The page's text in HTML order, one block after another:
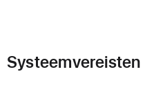
Systeemvereisten